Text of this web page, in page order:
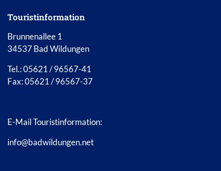
Touristinformation
Brunnenallee 1
34537 Bad Wildungen
Tel.: 05621 / 96567-41
Fax: 05621 / 96567-37
E-Mail Touristinformation:
info@badwildungen.net